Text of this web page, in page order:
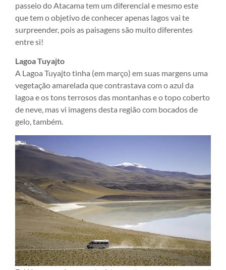
passeio do Atacama tem um diferencial e mesmo este
que tem o objetivo de conhecer apenas lagos vai te
surpreender, pois as paisagens são muito diferentes
entre si!
Lagoa Tuyajto
A Lagoa Tuyajto tinha (em março) em suas margens uma
vegetação amarelada que contrastava com o azul da
lagoa e os tons terrosos das montanhas e o topo coberto
de neve, mas vi imagens desta região com bocados de
gelo, também.